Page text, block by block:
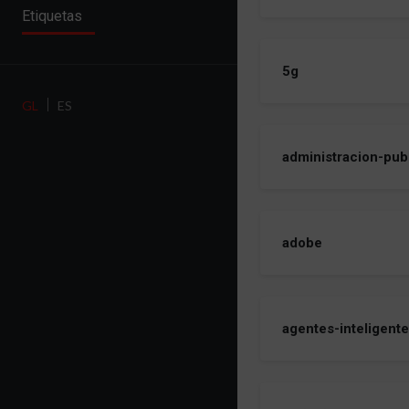
Etiquetas
GL ES
5g
administracion-
adobe
agentes-